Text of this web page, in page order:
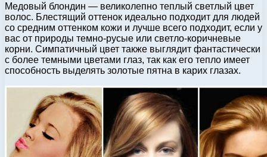
Медовый блондин — великолепно теплый светлый цвет
волос. Блестящий оттенок идеально подходит для людей
со средним оттенком кожи и лучше всего подходит, если у
вас от природы темно-русые или светло-коричневые
корни. Симпатичный цвет также выглядит фантастически
с более темными цветами глаз, так как его тепло имеет
способность выделять золотые пятна в карих глазах.